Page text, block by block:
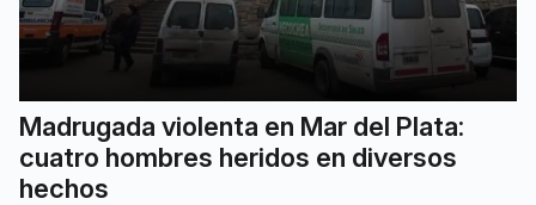
Madrugada violenta en Mar del Plata:
cuatro hombres heridos en diversos
hechos